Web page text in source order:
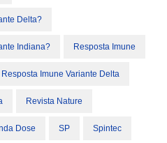
Delta?
Indiana? Resposta Imune
Resposta Imune Variante Delta
Revista Nature
Dose SP Spintec